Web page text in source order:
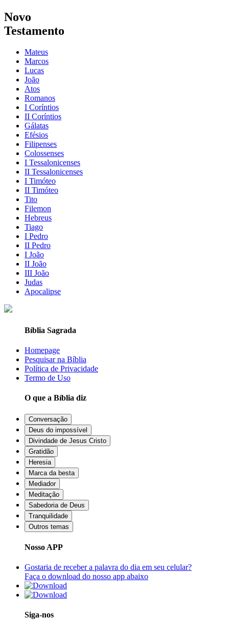
Novo
Testamento
Mateus
Marcos
Lucas
João
Atos
Romanos
I Coríntios
II Coríntios
Gálatas
Efésios
Filipenses
Colossenses
I Tessalonicenses
II Tessalonicenses
I Timóteo
II Timóteo
Tito
Filemon
Hebreus
Tiago
I Pedro
II Pedro
I João
II João
III João
Judas
Apocalipse
Bíblia Sagrada
Homepage
Pesquisar na Bíblia
Política de Privacidade
Termo de Uso
O que a Bíblia diz
Conversação
Deus do impossível
Divindade de Jesus Cristo
Gratidão
Heresia
Marca da besta
Mediador
Meditação
Sabedoria de Deus
Tranquilidade
Outros temas
Nosso APP
Gostaria de receber a palavra do dia em seu celular?
Faça o download do nosso app abaixo
Siga-nos